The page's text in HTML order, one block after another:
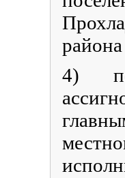
4)